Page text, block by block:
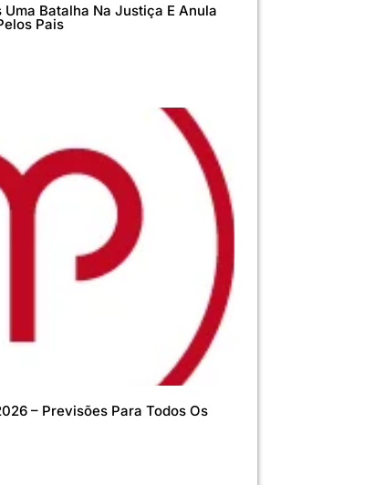
Batalha Na Justiça E Anula
Pais
– Previsões Para Todos Os